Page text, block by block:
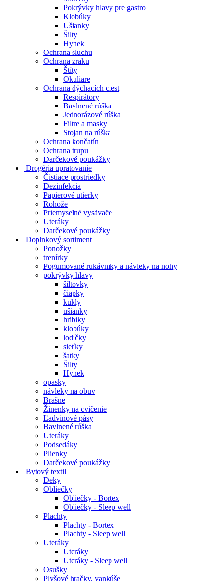
Pokrývky hlavy pre gastro
Klobúky
Ušianky
Šilty
Hynek
Ochrana sluchu
Ochrana zraku
Štíty
Okuliare
Ochrana dýchacích ciest
Respirátory
Bavlnené rúška
Jednorázové rúška
Filtre a masky
Stojan na rúška
Ochrana končatín
Ochrana trupu
Darčekové poukážky
Drogéria upratovanie
Čistiace prostriedky
Dezinfekcia
Papierové utierky
Rohože
Priemyselné vysávače
Uteráky
Darčekové poukážky
Doplnkový sortiment
Ponožky
trenírky
Pogumované rukávniky a návleky na nohy
pokrývky hlavy
šiltovky
čiapky
kukly
ušianky
hríbiky
klobúky
lodičky
sieťky
šatky
Šilty
Hynek
opasky
návleky na obuv
Brašne
Žinenky na cvičenie
Ľadvinové pásy
Bavlnené rúška
Uteráky
Podsedáky
Plienky
Darčekové poukážky
Bytový textil
Deky
Obliečky
Obliečky - Bortex
Obliečky - Sleep well
Plachty
Plachty - Bortex
Plachty - Sleep well
Uteráky
Uteráky
Uteráky - Sleep well
Osušky
Plyšové hračky, vankúše